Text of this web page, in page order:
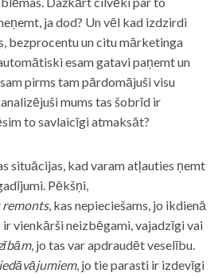
ja dod? Un vēl kad izdzirdi
bezprocentu un citu mārketinga
esam gatavi paņemt un
pirms tam pārdomājuši visu
mums tas šobrīd ir
to savlaicīgi atmaksāt?
situācijas, kad varam atļauties ņemt
Pēkšņi,
remonts, kas nepieciešams, jo ikdienā
vienkārši neizbēgami, vajadzīgi vai
, jo tas var apdraudēt veselību.
, jo tie parasti ir izdevīgi